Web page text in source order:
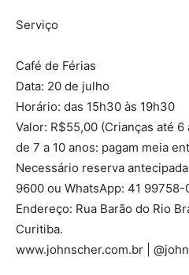
Serviço
Café de Férias
Data: 20 de julho
Horário: das 15h30 às 19h30
Valor: R$55,00 (Crianças até
de 7 a 10 anos: pagam meia
Necessário reserva
9600 ou WhatsApp: 41 99758-
Endereço: Rua Barão do Rio
Curitiba.
www.johnscher.com.br |